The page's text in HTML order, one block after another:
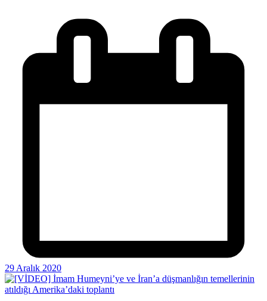
29 Aralık 2020